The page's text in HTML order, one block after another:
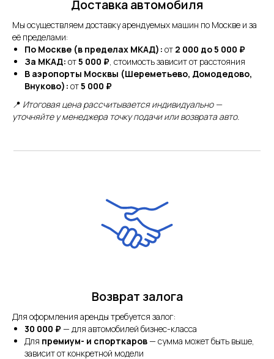
Доставка автомобиля
Мы осуществляем доставку арендуемых машин по Москве и за
её пределами:
По Москве (в пределах МКАД): от 2 000 до 5 000 ₽
За МКАД: от5 000 ₽ , стоимость зависит от расстояния
В аэропорты Москвы (Шереметьево, Домодедово,
Внуково): от5 000 ₽
📍 Итоговая цена рассчитывается индивидуально —
уточняйте у менеджера точку подачи или возврата авто.
Возврат залога
Для оформления аренды требуется залог:
30 000 ₽— для автомобилей бизнес-класса
Для премиум- и спорткаров— сумма может быть выше,
зависит от конкретной модели